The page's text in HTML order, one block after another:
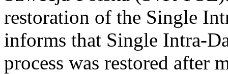
restoration of the Single
informs that Single Intra-
process was restored after